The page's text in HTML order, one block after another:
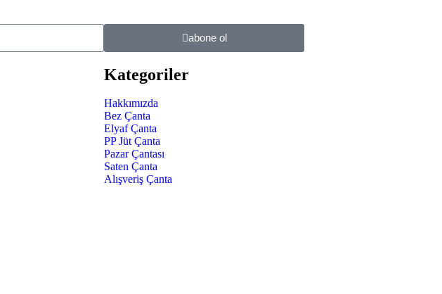
abone ol
Kategoriler
Hakkımızda
Bez Çanta
Elyaf Çanta
PP Jüt Çanta
Pazar Çantası
Saten Çanta
Alışveriş Çanta